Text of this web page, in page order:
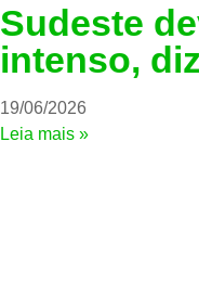
Sudeste
intenso,
19/06/2026
Leia mais »